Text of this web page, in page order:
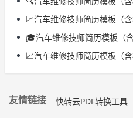
📈汽车维修技师简历模板（含极简免费模板
🎓汽车维修技师简历模板（含极简免费模板
📈汽车维修技师简历模板（含极简免费模板
友情链接 快转云PDF转换工具